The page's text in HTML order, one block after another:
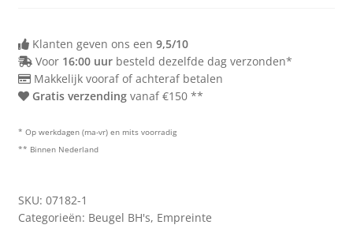
Klanten geven ons een 9,5/10
Voor 16:00 uurbesteld dezelfde dag verzonden*
Makkelijk vooraf of achteraf betalen
Gratis verzendingvanaf €150 **
* Op werkdagen (ma-vr) en mits voorradig
** Binnen Nederland
SKU: 07182-1
Categorieën: Beugel BH's, Empreinte